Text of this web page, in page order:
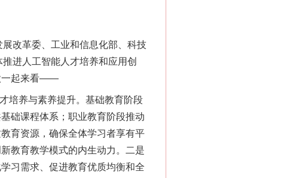
改革委、工业和信息化部、科技
进人工智能人才培养和应用创
一起来看——
培养与素养提升。基础教育阶段
础课程体系；职业教育阶段推动
育资源，确保全体学习者享有平
教育教学模式的内生动力。二是
习需求、促进教育优质均衡和全